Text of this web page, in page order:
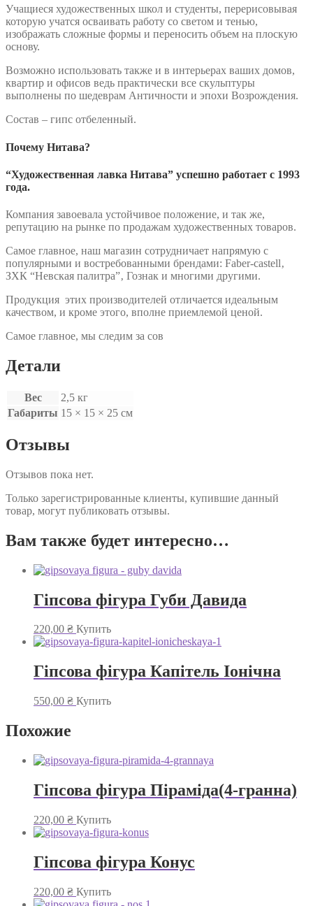
Учащиеся художественных школ и студенты, перерисовывая
которую учатся осваивать работу со светом и тенью,
изображать сложные формы и переносить объем на плоскую
основу.
Возможно использовать также и в интерьерах ваших домов,
квартир и офисов ведь практически все скульптуры
выполнены по шедеврам Античности и эпохи Возрождения.
Состав – гипс отбеленный.
Почему Нитава?
“Художественная лавка Нитава” успешно работает с 1993
года.
Компания завоевала устойчивое положение, и так же,
репутацию на рынке по продажам художественных товаров.
Самое главное, наш магазин сотрудничает напрямую с
популярными и востребованными брендами: Faber-castell‚
ЗХК “Невская палитра”‚ Гознак и многими другими.
Продукция этих производителей отличается идеальным
качеством, и кроме этого, вполне приемлемой ценой.
Самое главное, мы следим за сов
Детали
Вес
2,5 кг
Габариты 15 × 15 × 25 см
Отзывы
Отзывов пока нет.
Только зарегистрированные клиенты, купившие данный
товар, могут публиковать отзывы.
Вам также будет интересно…
Гіпсова фігура Губи Давида
220,00 ₴ Купить
Гіпсова фігура Капітель Іонічна
550,00 ₴ Купить
Похожие
Гіпсова фігура Піраміда(4-гранна)
220,00 ₴ Купить
Гіпсова фігура Конус
220,00 ₴ Купить